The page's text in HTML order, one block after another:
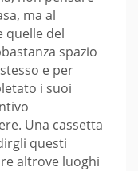
ma al
quelle del
spazio
e per
i suoi
Una cassetta
questi
altrove luoghi